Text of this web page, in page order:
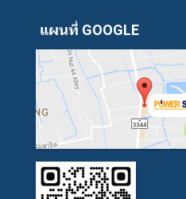
แผนที่ GOOGLE